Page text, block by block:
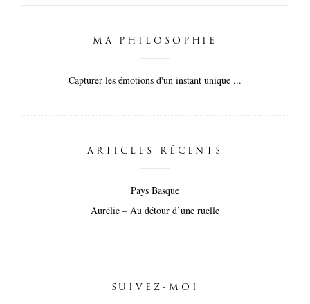
MA PHILOSOPHIE
Capturer les émotions d'un instant unique ...
ARTICLES RÉCENTS
Pays Basque
Aurélie – Au détour d’une ruelle
SUIVEZ-MOI